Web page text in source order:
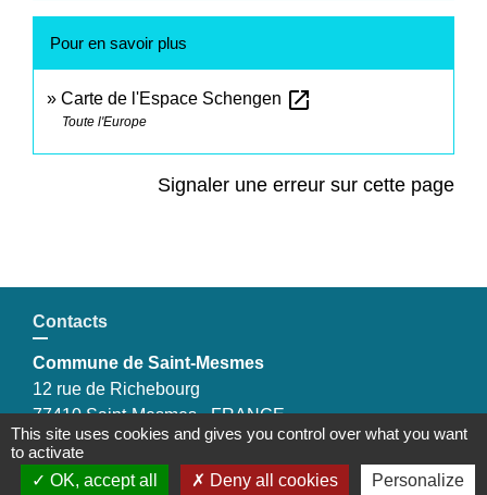
Pour en savoir plus
Carte de l'Espace Schengen open_in_new
Toute l'Europe
Signaler une erreur sur cette page
Contacts
Commune de Saint-Mesmes
12 rue de Richebourg
77410 Saint-Mesmes - FRANCE
+33 1 60 26 24 20
This site uses cookies and gives you control over what you want
to activate
OK, accept all
Deny all cookies Personalize